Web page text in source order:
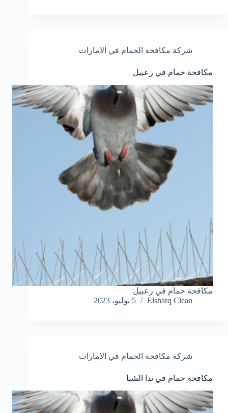
شركة مكافحة الحمام في الامارات
مكافحة حمام في زعبيل
مكافحة حمام في زعبيل
Elsharq Clean
5 يوليو، 2023
شركة مكافحة الحمام في الامارات
مكافحة حمام في ندا الشبا